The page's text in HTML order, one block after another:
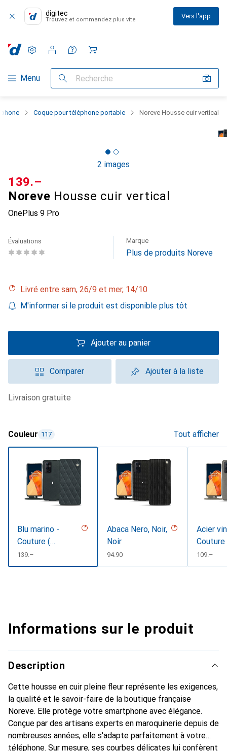
digitec
Trouvez et commandez plus vite Vers l'app
Navigation par catégorie
Menu Recherche
Paramètres
Compte client
Listes de comparaison
Listes d'envies
Panier
Coque pour téléphone portable Noreve Housse cuir vertical
2 images
Noreve Housse cuir vertical
OnePlus 9 Pro
CHF
139.–
Évaluations Marque
Plus de produits Noreve
Livré entre sam, 26/9 et mer, 14/10
M'informer si le produit est disponible plus tôt
Ajouter au panier
Comparer Ajouter à la liste
livraison gratuite
Couleur 117 Tout afficher
Blu marino -
Couture (
Pantone
#14181D )
CHF
139.–
Abaca Nero, Noir,
Noir
CHF
94.90
Acier
Couture
CHF
109.–
Informations sur le produit
Description
Cette housse en cuir pleine fleur représente les exigences,
la qualité et le savoir-faire de la boutique française
Noreve. Elle protège votre smartphone avec élégance.
Conçue par des artisans experts en maroquinerie depuis de
nombreuses années, elle s'adapte parfaitement à votre
téléphone. Sur mesure, ses courbes délicates lui confèrent